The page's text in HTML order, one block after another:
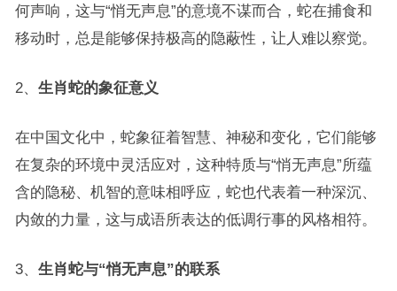
何声响，这与“悄无声息”的意境不谋而合，蛇在捕食和
移动时，总是能够保持极高的隐蔽性，让人难以察觉。
2、 生肖蛇的象征意义
在中国文化中，蛇象征着智慧、神秘和变化，它们能够
在复杂的环境中灵活应对，这种特质与“悄无声息”所蕴
含的隐秘、机智的意味相呼应，蛇也代表着一种深沉、
内敛的力量，这与成语所表达的低调行事的风格相符。
3、 生肖蛇与“悄无声息”的联系